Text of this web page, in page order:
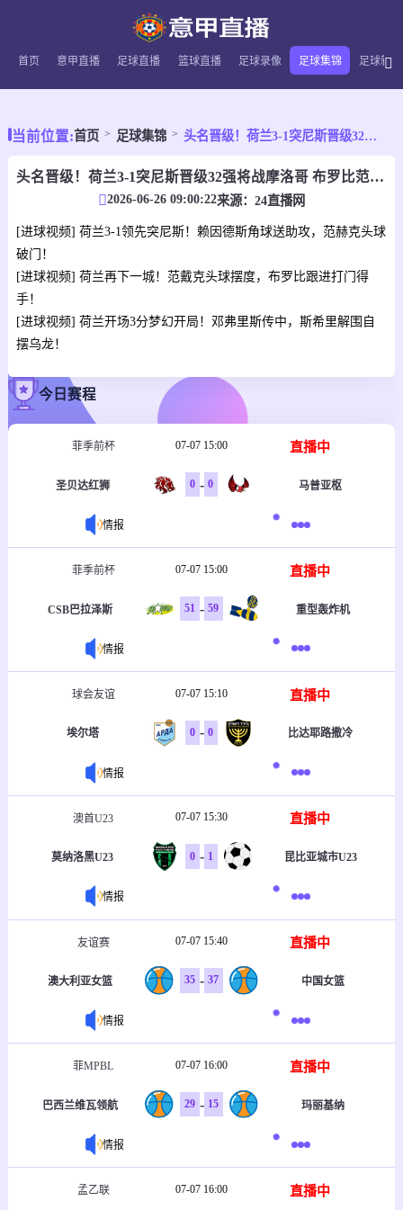
首页 意甲直播 足球直播 篮球直播 足球录像 足球集锦 足球新闻
当前位置:首页 足球集锦 头名晋级！荷兰3-1突尼斯晋级32强将战摩洛哥 布罗比范赫克建功
头名晋级！荷兰3-1突尼斯晋级32强将战摩洛哥 布罗比范赫克建功
2026-06-26 09:00:22来源： 24直播网
[进球视频] 荷兰3-1领先突尼斯！赖因德斯角球送助攻，范赫克头球
破门！
[进球视频] 荷兰再下一城！范戴克头球摆度，布罗比跟进打门得
手！
[进球视频] 荷兰开场3分梦幻开局！邓弗里斯传中，斯希里解围自
摆乌龙！
今日赛程
菲季前杯 07-07 15:00 直播中
圣贝达红狮 0 - 0 马普亚枢
情报
菲季前杯 07-07 15:00 直播中
CSB巴拉泽斯 51 - 59 重型轰炸机
情报
球会友谊 07-07 15:10 直播中
埃尔塔 0 - 0 比达耶路撒冷
情报
澳首U23 07-07 15:30 直播中
莫纳洛黑U23 0 - 1 昆比亚城市U23
情报
友谊赛 07-07 15:40 直播中
澳大利亚女篮 35 - 37 中国女篮
情报
菲MPBL 07-07 16:00 直播中
巴西兰维瓦领航 29 - 15 玛丽基纳
情报
孟乙联 07-07 16:00 直播中